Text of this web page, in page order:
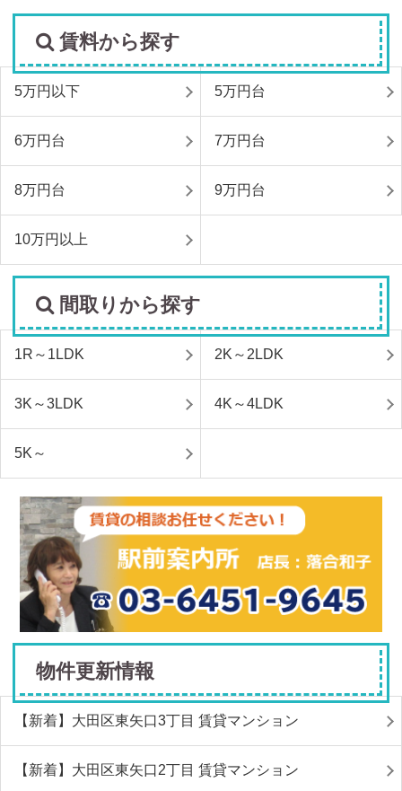
賃料から探す
5万円以下 5万円台
6万円台 7万円台
8万円台 9万円台
10万円以上
間取りから探す
1R～1LDK 2K～2LDK
3K～3LDK 4K～4LDK
5K～
物件更新情報
【新着】大田区東矢口3丁目 賃貸マンション
【新着】大田区東矢口2丁目 賃貸マンション